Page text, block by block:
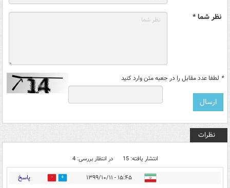
نظر شما *
* لطفا عدد مقابل را در جعبه متن وارد کنید
نظرات
انتشار یافته: 15 در انتظار بررسی: 4
۱۵:۴۵ - ۱۳۹۹/۱۰/۱۱ 24 پاسخ